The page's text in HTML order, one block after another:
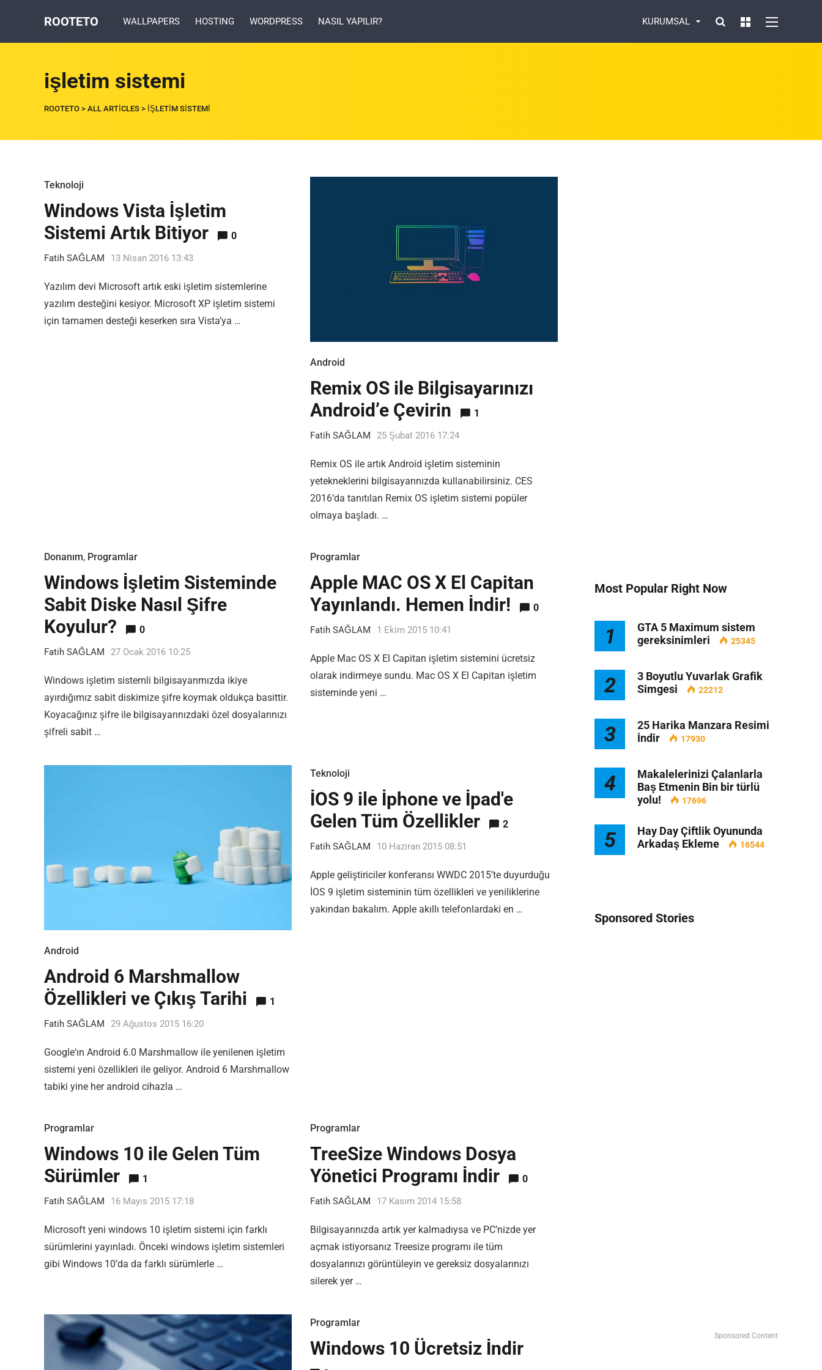
ROOTETO WALLPAPERS HOSTING WORDPRESS NASIL YAPILIR? KURUMSAL
işletim sistemi
ROOTETO > ALL ARTICLES > IŞLETIM SISTEMI
Teknoloji
Windows Vista İşletim
Sistemi Artık Bitiyor
0
Fatih SAĞLAM 13 Nisan 2016 13:43
Yazılım devi Microsoft artık eski işletim sistemlerine
yazılım desteğini kesiyor. Microsoft XP işletim sistemi
için tamamen desteği keserken sıra Vista’ya …
Android
Remix OS ile Bilgisayarınızı
Android’e Çevirin
1
Fatih SAĞLAM 25 Şubat 2016 17:24
Remix OS ile artık Android işletim sisteminin
yetekneklerini bilgisayarınızda kullanabilirsiniz. CES
2016‘da tanıtılan Remix OS işletim sistemi popüler
olmaya başladı. …
Donanım, Programlar
Windows İşletim Sisteminde
Sabit Diske Nasıl Şifre
Koyulur?
0
Fatih SAĞLAM 27 Ocak 2016 10:25
Windows işletim sistemli bilgisayarımızda ikiye
ayırdığımız sabit diskimize şifre koymak oldukça basittir.
Koyacağınız şifre ile bilgisayarınızdaki özel dosyalarınızı
şifreli sabit …
Programlar
Apple MAC OS X El Capitan
Yayınlandı. Hemen İndir!
0
Fatih SAĞLAM 1 Ekim 2015 10:41
Apple Mac OS X El Capitan işletim sistemini ücretsiz
olarak indirmeye sundu. Mac OS X El Capitan işletim
sisteminde yeni …
Android
Android 6 Marshmallow
Özellikleri ve Çıkış Tarihi
1
Fatih SAĞLAM 29 Ağustos 2015 16:20
Google‘ın Android 6.0 Marshmallow ile yenilenen işletim
sistemi yeni özellikleri ile geliyor. Android 6 Marshmallow
tabiki yine her android cihazla …
Teknoloji
İOS 9 ile İphone ve İpad'e
Gelen Tüm Özellikler
2
Fatih SAĞLAM 10 Haziran 2015 08:51
Apple geliştiriciler konferansı WWDC 2015’te duyurduğu
İOS 9 işletim sisteminin tüm özellikleri ve yeniliklerine
yakından bakalım. Apple akıllı telefonlardaki en …
Programlar
Windows 10 ile Gelen Tüm
Sürümler
1
Fatih SAĞLAM 16 Mayıs 2015 17:18
Microsoft yeni windows 10 işletim sistemi için farklı
sürümlerini yayınladı. Önceki windows işletim sistemleri
gibi Windows 10’da da farklı sürümlerle …
Programlar
TreeSize Windows Dosya
Yönetici Programı İndir
0
Fatih SAĞLAM 17 Kasım 2014 15:58
Bilgisayarınızda artık yer kalmadıysa ve PC’nizde yer
açmak istiyorsanız Treesize programı ile tüm
dosyalarınızı görüntüleyin ve gereksiz dosyalarınızı
silerek yer …
Programlar
Windows 10 Ücretsiz İndir
Most Popular Right Now
1
GTA 5 Maximum sistem
gereksinimleri
25345
2
3 Boyutlu Yuvarlak Grafik
Simgesi
22212
3
25 Harika Manzara Resimi
İndir
17930
4
Makalelerinizi Çalanlarla
Baş Etmenin Bin bir türlü
yolu!
17696
5
Hay Day Çiftlik Oyununda
Arkadaş Ekleme
16544
Sponsored Stories
Sponsored Content
Most Popular Topics
Editor Picks
1 En ilginç Zaman tüneli Kapakları